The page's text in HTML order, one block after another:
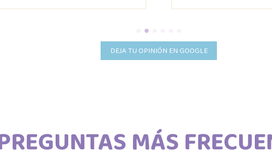
DEJA TU OPINIÓN EN GOOGLE
MÁS